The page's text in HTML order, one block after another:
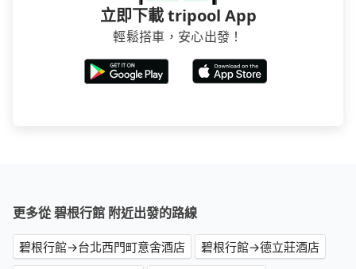
立即下載 tripool App
輕鬆搭車，安心出發！
更多從 碧根行館 附近出發的路線
碧根行館→台北西門町意舍酒店
碧根行館→德立莊酒店